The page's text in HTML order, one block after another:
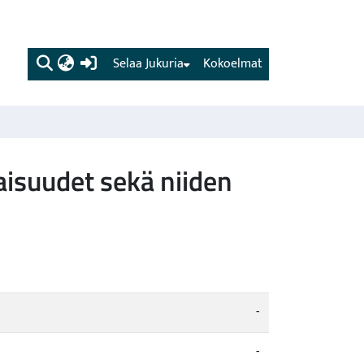
(current) Kokoelmat
Selaa Jukuria
sekä niiden
-
-